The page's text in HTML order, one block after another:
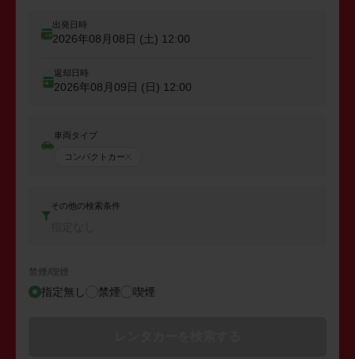
出発日時
2026年08月08日 (土) 12:00
返却日時
2026年08月09日 (日) 12:00
車両タイプ
コンパクトカー
その他の検索条件
禁煙/喫煙
指定無し 禁煙 喫煙